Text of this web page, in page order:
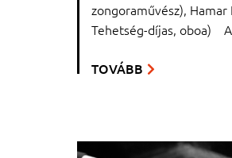
zongoraművész),
Tehetség-díjas, oboa)
TOVÁBB